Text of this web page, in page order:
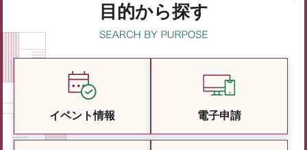
目的から探す
イベント情報 電子申請